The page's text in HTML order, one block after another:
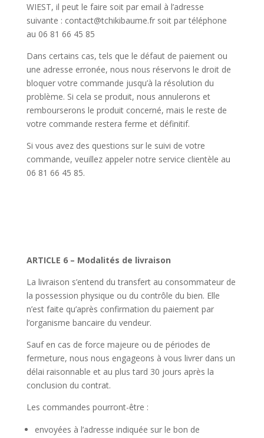
WIEST, il peut le faire soit par email à l’adresse
suivante : contact@tchikibaume.fr soit par téléphone
au 06 81 66 45 85
Dans certains cas, tels que le défaut de paiement ou
une adresse erronée, nous nous réservons le droit de
bloquer votre commande jusqu’à la résolution du
problème. Si cela se produit, nous annulerons et
rembourserons le produit concerné, mais le reste de
votre commande restera ferme et définitif.
Si vous avez des questions sur le suivi de votre
commande, veuillez appeler notre service clientèle au
06 81 66 45 85.
ARTICLE 6 – Modalités de livraison
La livraison s’entend du transfert au consommateur de
la possession physique ou du contrôle du bien. Elle
n’est faite qu’après confirmation du paiement par
l’organisme bancaire du vendeur.
Sauf en cas de force majeure ou de périodes de
fermeture, nous nous engageons à vous livrer dans un
délai raisonnable et au plus tard 30 jours après la
conclusion du contrat.
Les commandes pourront-être :
envoyées à l’adresse indiquée sur le bon de